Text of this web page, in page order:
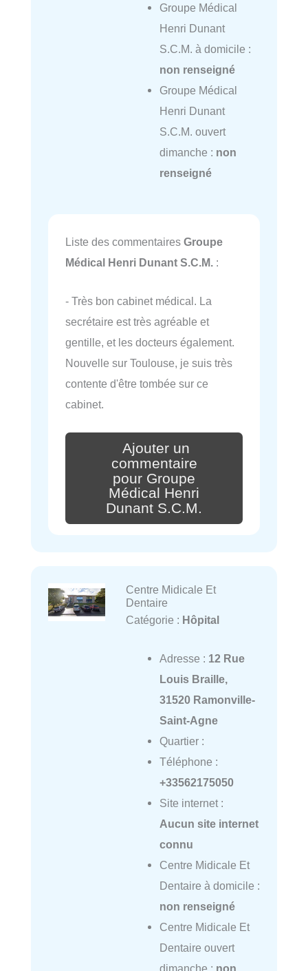
Groupe Médical
Henri Dunant
S.C.M. à domicile :
non renseigné
Groupe Médical
Henri Dunant
S.C.M. ouvert
dimanche : non
renseigné
Liste des commentaires Groupe
Médical Henri Dunant S.C.M. :
- Très bon cabinet médical. La
secrétaire est très agréable et
gentille, et les docteurs également.
Nouvelle sur Toulouse, je suis très
contente d'être tombée sur ce
cabinet.
Ajouter un
commentaire
pour Groupe
Médical Henri
Dunant S.C.M.
Centre Midicale Et
Dentaire
Catégorie : Hôpital
Adresse : 12 Rue
Louis Braille,
31520 Ramonville-
Saint-Agne
Quartier :
Téléphone :
+33562175050
Site internet :
Aucun site internet
connu
Centre Midicale Et
Dentaire à domicile :
non renseigné
Centre Midicale Et
Dentaire ouvert
dimanche : non